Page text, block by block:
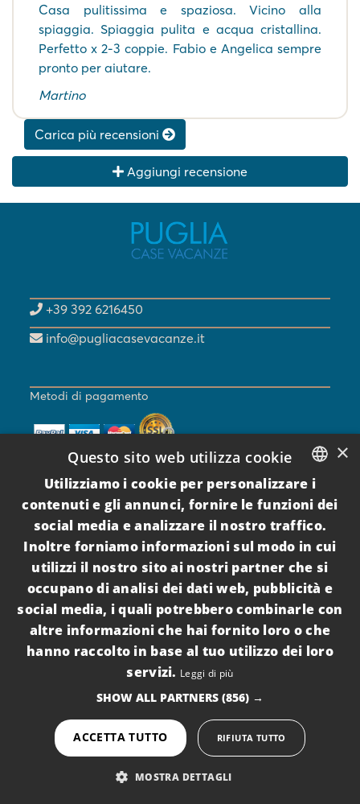
Casa pulitissima e spaziosa. Vicino alla
spiaggia. Spiaggia pulita e acqua cristallina.
Perfetto x 2-3 coppie. Fabio e Angelica sempre
pronto per aiutare.
Martino
Carica più recensioni
Aggiungi recensione
+39 392 6216450
info@pugliacasevacanze.it
Metodi di pagamento
Destinazioni
Torre Lapillo
Punta Prosciutto
Porto Cesareo
Borghi Del Salento
ThePuglia
Servizi
ENGLISH
×
Questo sito web utilizza cookie
Utilizziamo i cookie per personalizzare i
contenuti e gli annunci, fornire le funzioni dei
social media e analizzare il nostro traffico.
Inoltre forniamo informazioni sul modo in cui
utilizzi il nostro sito ai nostri partner che si
occupano di analisi dei dati web, pubblicità e
social media, i quali potrebbero combinarle con
altre informazioni che hai fornito loro o che
hanno raccolto in base al tuo utilizzo dei loro
servizi. Leggi di più
SHOW ALL PARTNERS (856) →
ACCETTA TUTTO RIFIUTA TUTTO
MOSTRA DETTAGLI